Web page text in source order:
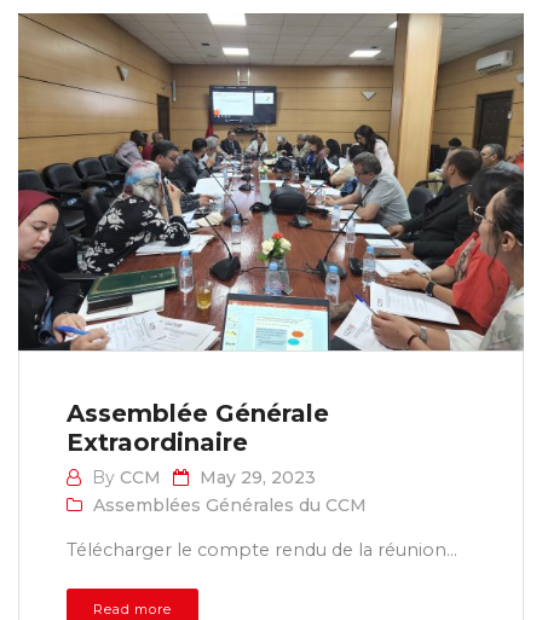
Assemblée Générale
Extraordinaire
By CCM
May 29, 2023
Assemblées Générales du CCM
Télécharger le compte rendu de la réunion...
Read more